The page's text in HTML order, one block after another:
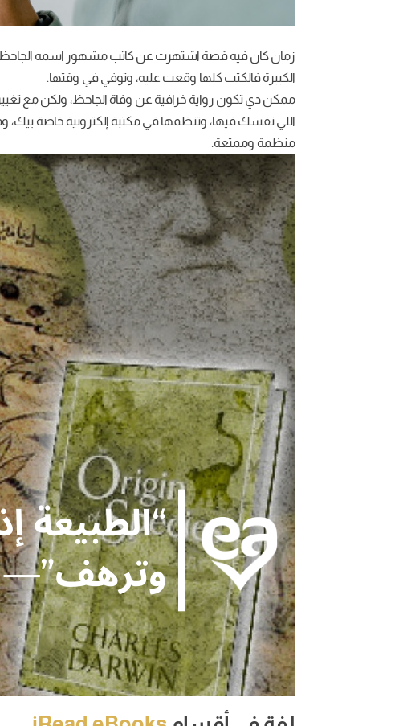
زمان كان فيه قصة اشتهرت عن كاتب مشهور اسمه الجاحظ،
الكبيرة فالكتب كلها وقعت عليه، وتوفي في وقتها.
ممكن دي تكون رواية خرافية عن وفاة الجاحظ، ولكن مع
اللي نفسك فيها، وتنظمها في مكتبة إلكترونية خاصة بيك،
منظمة وممتعة.